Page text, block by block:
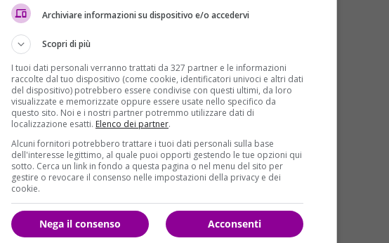
del decreto da
dei Trasporti
mare di
sorprendere e, ogni settimana, il
Read More
Archiviare informazioni su dispositivo e/o accedervi
Scopri di più
I tuoi dati personali verranno trattati da 327 partner e le informazioni
raccolte dal tuo dispositivo (come cookie, identificatori univoci e altri dati
del dispositivo) potrebbero essere condivise con questi ultimi, da loro
visualizzate e memorizzate oppure essere usate nello specifico da
questo sito. Noi e i nostri partner potremmo utilizzare dati di
localizzazione esatti. Elenco dei partner.
Alcuni fornitori potrebbero trattare i tuoi dati personali sulla base
dell'interesse legittimo, al quale puoi opporti gestendo le tue opzioni qui
sotto. Cerca un link in fondo a questa pagina o nel menu del sito per
gestire o revocare il consenso nelle impostazioni della privacy e dei
cookie.
Acconsenti
Nega il consenso